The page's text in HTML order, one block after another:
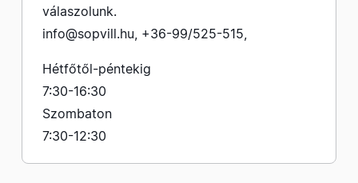
válaszolunk.
info@sopvill.hu, +36-99/525-515,
Hétfőtől-péntekig
7:30-16:30
Szombaton
7:30-12:30